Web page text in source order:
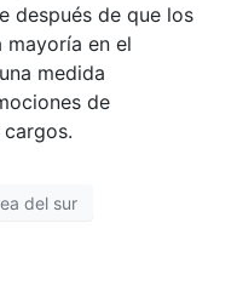
después de que los
en el
medida
de
del sur